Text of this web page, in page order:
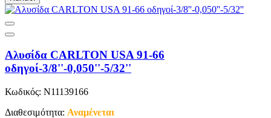
Αλυσίδα CARLTON USA 91-66
οδηγοί-3/8''-0,050''-5/32''
Κωδικός: N11139166
Διαθεσιμότητα: Αναμένεται